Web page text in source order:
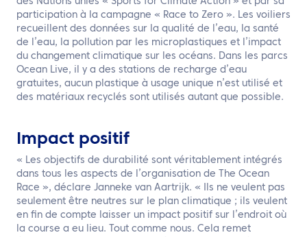
participation à la campagne « Race to Zero ». Les voiliers
recueillent des données sur la qualité de l’eau, la santé
de l’eau, la pollution par les microplastiques et l’impact
du changement climatique sur les océans. Dans les parcs
Ocean Live, il y a des stations de recharge d’eau
gratuites, aucun plastique à usage unique n’est utilisé et
des matériaux recyclés sont utilisés autant que possible.
Impact positif
« Les objectifs de durabilité sont véritablement intégrés
dans tous les aspects de l’organisation de The Ocean
Race », déclare Janneke van Aartrijk. « Ils ne veulent pas
seulement être neutres sur le plan climatique ; ils veulent
en fin de compte laisser un impact positif sur l’endroit où
la course a eu lieu. Tout comme nous. Cela remet